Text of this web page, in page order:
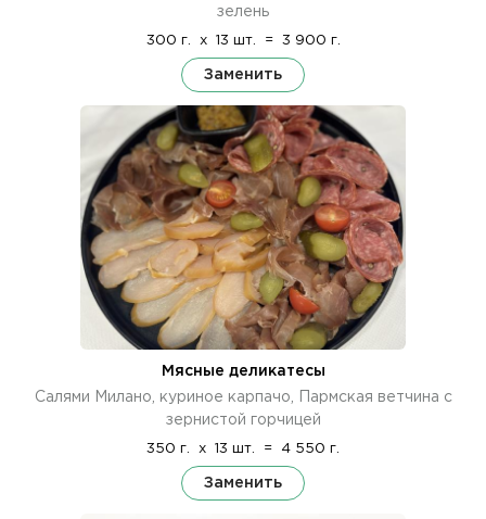
зелень
300 г. x 13 шт. = 3 900 г.
Заменить
Мясные деликатесы
Салями Милано, куриное карпачо, Пармская ветчина с
зернистой горчицей
350 г. x 13 шт. = 4 550 г.
Заменить